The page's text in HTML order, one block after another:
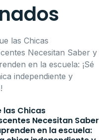
las Chicas
Necesitan Saber
en la escuela: